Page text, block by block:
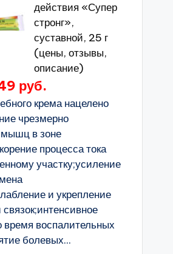
действия «Супер
стронг»,
суставной, 25 г
(цены, отзывы,
описание)
руб.
крема нацелено
чрезмерно
в зоне
процесса тока
участку;усиление
и укрепление
время воспалительных
болевых...